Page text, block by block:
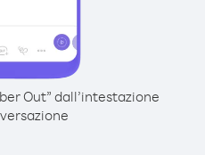
Out” dall’intestazione